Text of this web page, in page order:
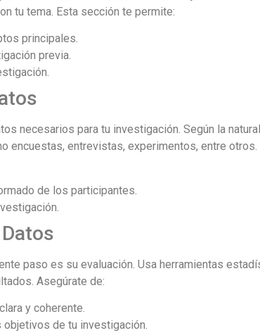
tu tema. Esta sección te permite:
principales.
previa.
necesarios para tu investigación. Según la
encuestas, entrevistas, experimentos, entre otros.
de los participantes.
paso es su evaluación. Usa herramientas
Asegúrate de:
y coherente.
de tu investigación.